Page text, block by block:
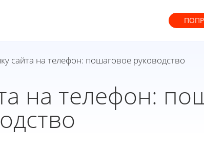
сайта на телефон: пошаговое руководство
на телефон: